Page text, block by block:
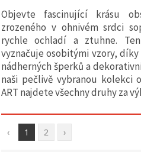
zajistili
správné
fungování
webu,
zlepšili vaše
prostředí
při jeho
používání a
s vaším
souhlasem
zobrazovali
Objevte fascinující krásu
zrozeného v ohnivém srdci
rychle ochladí a ztuhne.
vyznačuje osobitými vzory,
nádherných šperků a
naši pečlivě vybranou kolekci
ART najdete všechny druhy za
‹ 1 2 ›